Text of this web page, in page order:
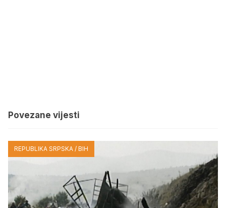
Povezane vijesti
REPUBLIKA SRPSKA / BIH